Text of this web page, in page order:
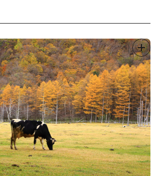
判です。
うございます。
利用料を改定します。
soshiki/6/1025/5/1090.html